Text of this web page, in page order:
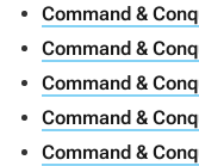
Command &
Command &
Command &
Command &
Command &